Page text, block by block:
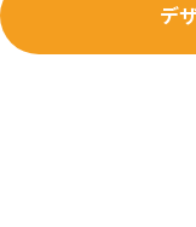
ナ
ビ
デ